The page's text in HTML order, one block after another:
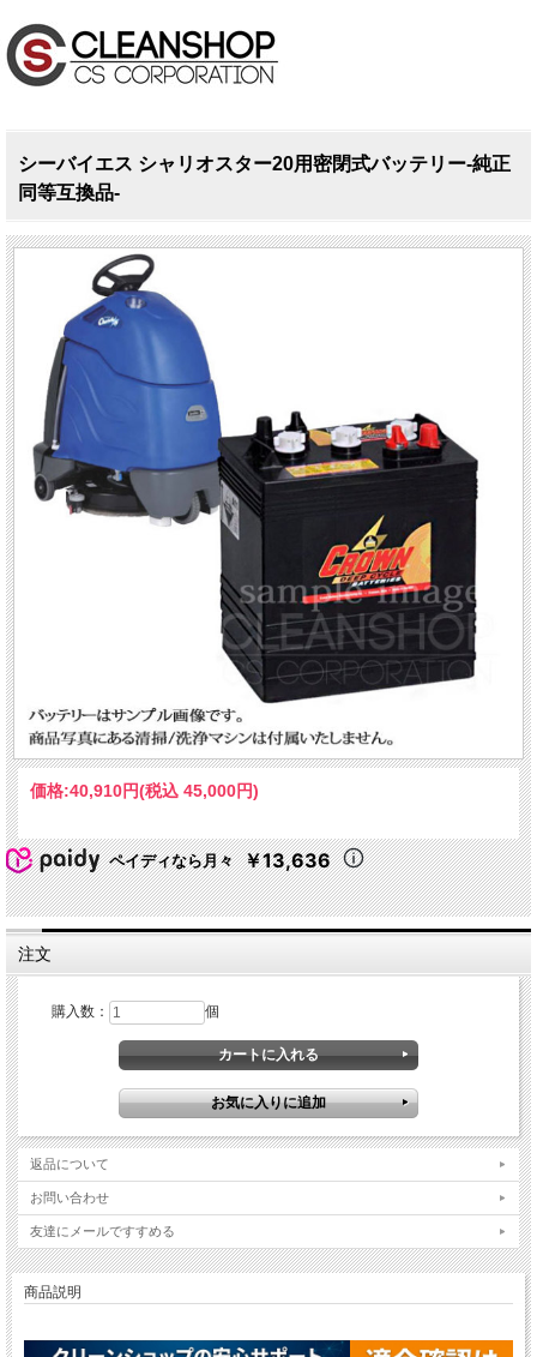
シーバイエス シャリオスター20用密閉式バッテリー-純正
同等互換品-
価格:40,910円(税込 45,000円)
ペイディなら月々 ￥13,636
注文
購入数： 個
返品について
お問い合わせ
友達にメールですすめる
商品説明